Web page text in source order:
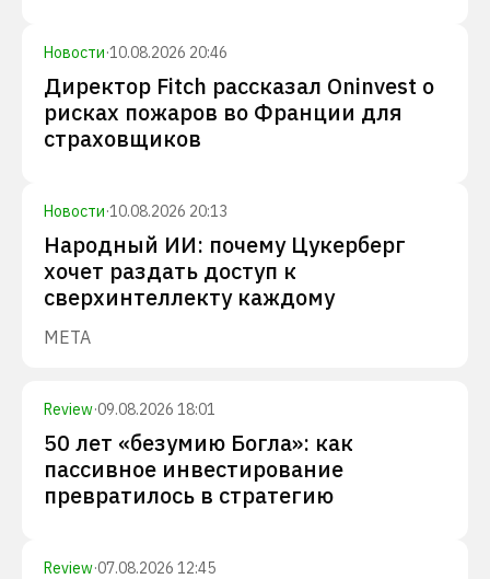
Новости·10.08.2026 20:46
Директор Fitch рассказал Oninvest о
рисках пожаров во Франции для
страховщиков
Новости·10.08.2026 20:13
Народный ИИ: почему Цукерберг
хочет раздать доступ к
сверхинтеллекту каждому
META
Review·09.08.2026 18:01
50 лет «безумию Богла»: как
пассивное инвестирование
превратилось в стратегию
Review·07.08.2026 12:45